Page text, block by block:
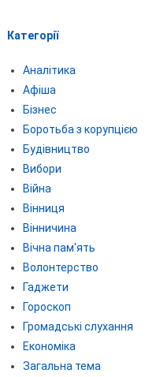
Категорії
Аналітика
Афіша
Бізнес
Боротьба з корупцією
Будівництво
Вибори
Війна
Вінниця
Вінничина
Вічна пам'ять
Волонтерство
Гаджети
Гороскоп
Громадські слухання
Економіка
Загальна тема